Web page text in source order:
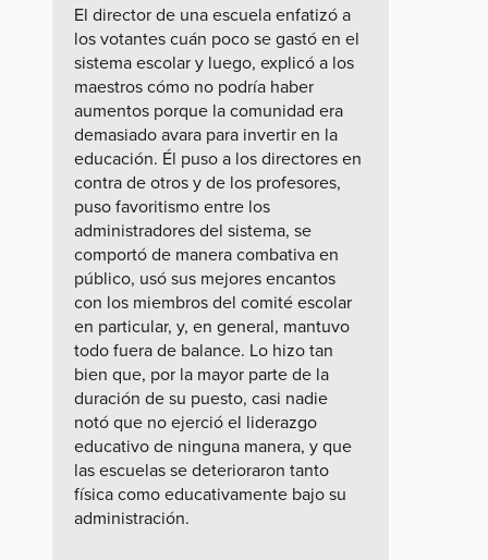
El director de una escuela enfatizó a
los votantes cuán poco se gastó en el
sistema escolar y luego, explicó a los
maestros cómo no podría haber
aumentos porque la comunidad era
demasiado avara para invertir en la
educación. Él puso a los directores en
contra de otros y de los profesores,
puso favoritismo entre los
administradores del sistema, se
comportó de manera combativa en
público, usó sus mejores encantos
con los miembros del comité escolar
en particular, y, en general, mantuvo
todo fuera de balance. Lo hizo tan
bien que, por la mayor parte de la
duración de su puesto, casi nadie
notó que no ejerció el liderazgo
educativo de ninguna manera, y que
las escuelas se deterioraron tanto
física como educativamente bajo su
administración.